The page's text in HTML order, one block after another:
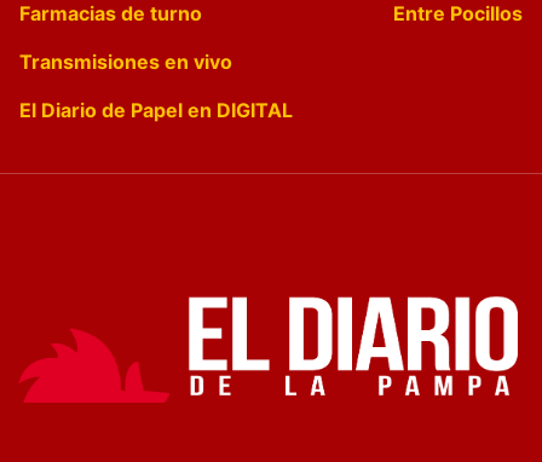
Farmacias de turno
Entre Pocillos
Transmisiones en vivo
El Diario de Papel en DIGITAL